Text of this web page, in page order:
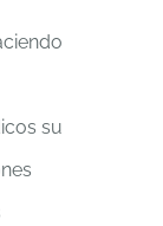
su